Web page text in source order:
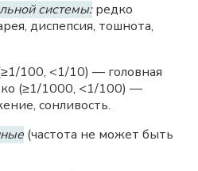
системы:редко
диспепсия, тошнота,
100, <1/10) — головная
(≥1/1000, <1/100) —
сонливость.
(частота не может быть